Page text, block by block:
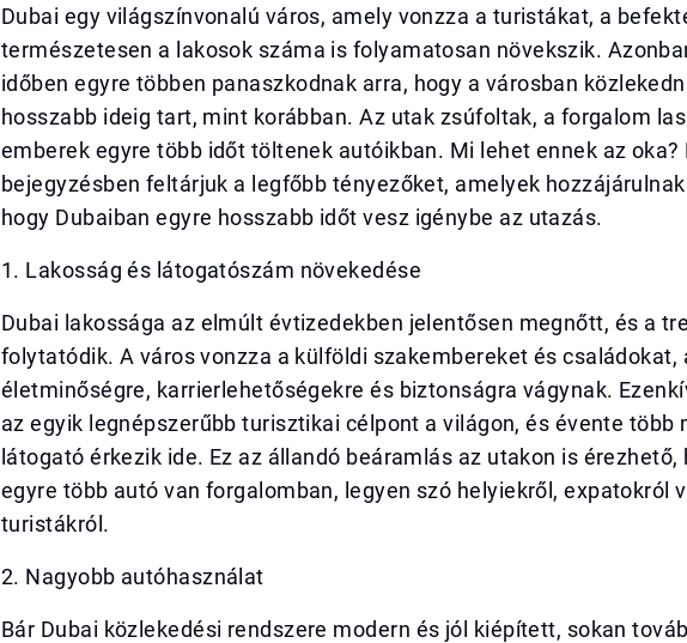
Dubai egy világszínvonalú város, amely vonzza a turistákat, a
természetesen a lakosok száma is folyamatosan növekszik.
időben egyre többen panaszkodnak arra, hogy a városban
hosszabb ideig tart, mint korábban. Az utak zsúfoltak, a forgalom
emberek egyre több időt töltenek autóikban. Mi lehet ennek az oka?
bejegyzésben feltárjuk a legfőbb tényezőket, amelyek
hogy Dubaiban egyre hosszabb időt vesz igénybe az utazás.
1. Lakosság és látogatószám növekedése
Dubai lakossága az elmúlt évtizedekben jelentősen megnőtt, és a
folytatódik. A város vonzza a külföldi szakembereket és családokat,
életminőségre, karrierlehetőségekre és biztonságra vágynak.
az egyik legnépszerűbb turisztikai célpont a világon, és évente több
látogató érkezik ide. Ez az állandó beáramlás az utakon is érezhető,
egyre több autó van forgalomban, legyen szó helyiekről, expatokról
turistákról.
2. Nagyobb autóhasználat
Bár Dubai közlekedési rendszere modern és jól kiépített, sokan